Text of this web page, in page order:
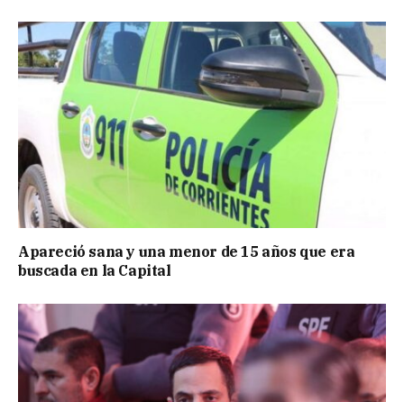
Apareció sana y una menor de 15 años que era
buscada en la Capital